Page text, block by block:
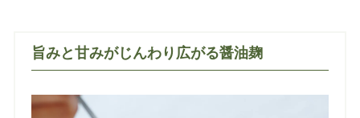
旨みと甘みがじんわり広がる醤油麹